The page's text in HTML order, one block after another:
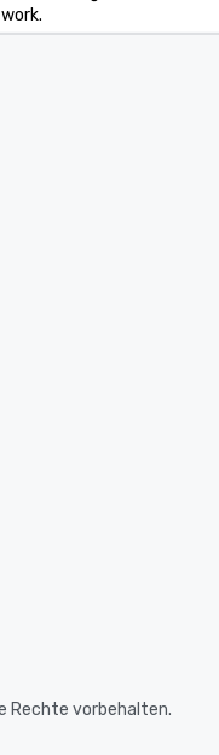
Rechte vorbehalten.